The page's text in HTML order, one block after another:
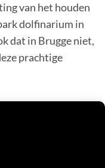
van het houden
dolfinarium in
dat in Brugge niet,
prachtige